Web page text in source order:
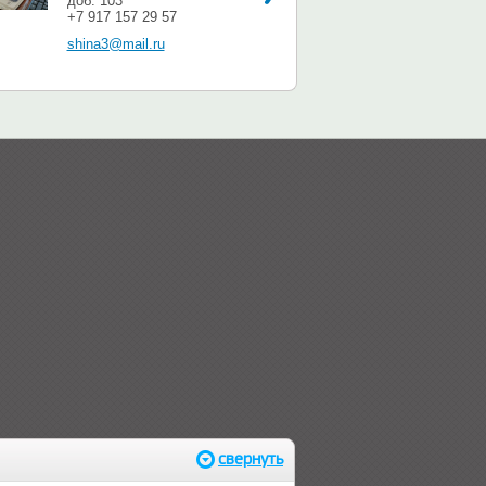
+7 917 157 29 57
shina3@mail.ru
свернуть